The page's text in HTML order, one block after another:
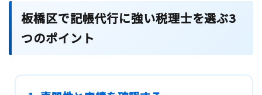
板橋区で記帳代行に強い税理士を選ぶ3
つのポイント